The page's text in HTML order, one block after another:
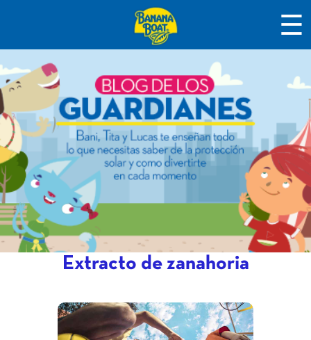
☰
Extracto de zanahoria